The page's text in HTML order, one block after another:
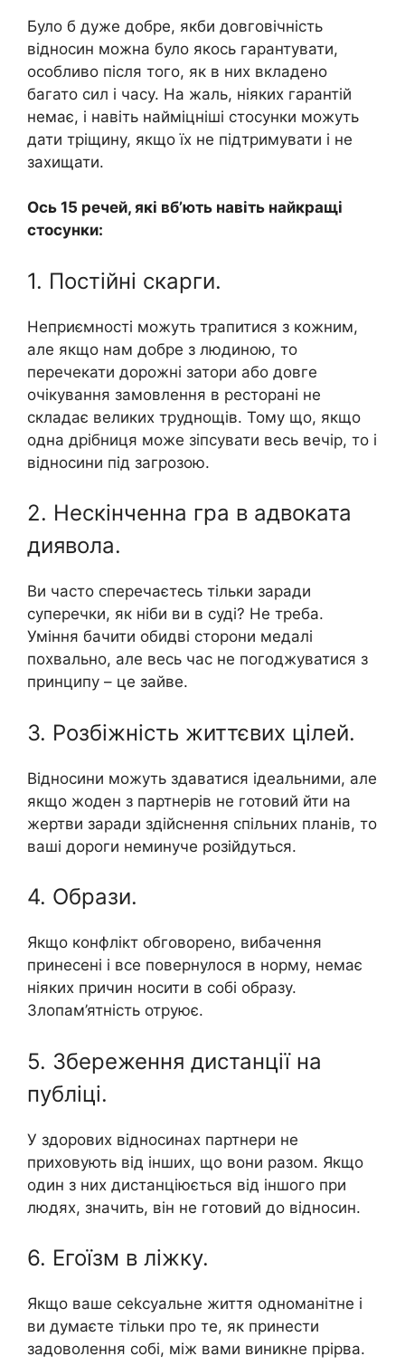
Було б дуже добре, якби довговічність
відносин можна було якось гарантувати,
особливо після того, як в них вкладено
багато сил і часу. На жаль, ніяких гарантій
немає, і навіть найміцніші стосунки можуть
дати тріщину, якщо їх не підтримувати і не
захищати.
Ось 15 речей, які вб’ють навіть найкращі
стосунки:
1. Постійні скарги.
Неприємності можуть трапитися з кожним,
але якщо нам добре з людиною, то
перечекати дорожні затори або довге
очікування замовлення в ресторані не
складає великих труднощів. Тому що, якщо
одна дрібниця може зіпсувати весь вечір, то і
відносини під загрозою.
2. Нескінченна гра в адвоката
диявола.
Ви часто сперечаєтесь тільки заради
суперечки, як ніби ви в суді? Не треба.
Уміння бачити обидві сторони медалі
похвально, але весь час не погоджуватися з
принципу – це зайве.
3. Розбіжність життєвих цілей.
Відносини можуть здаватися ідеальними, але
якщо жоден з партнерів не готовий йти на
жертви заради здійснення спільних планів, то
ваші дороги неминуче розійдуться.
4. Образи.
Якщо конфлікт обговорено, вибачення
принесені і все повернулося в норму, немає
ніяких причин носити в собі образу.
Злопам’ятність отруює.
5. Збереження дистанції на
публіці.
У здорових відносинах партнери не
приховують від інших, що вони разом. Якщо
один з них дистанціюється від іншого при
людях, значить, він не готовий до відносин.
6. Егоїзм в ліжку.
Якщо ваше сеkсуальне життя одноманітне і
ви думаєте тільки про те, як принести
задоволення собі, між вами виникне прірва.